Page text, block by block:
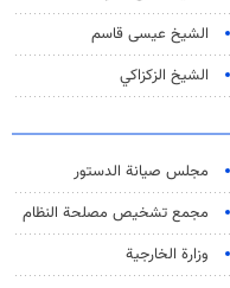
الشيخ عيسى قاسم
الشيخ الزكزاكي
مجلس صيانة الدستور
مجمع تشخيص مصلحة النظام
وزارة الخارجية